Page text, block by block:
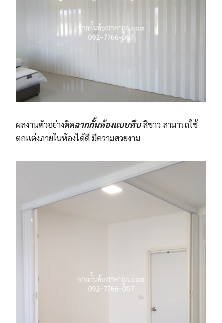
ผลงานตัวอย่างติดฉากกั้นห้องแบบทึบสีขาว สามารถใช้
ตกแต่งภายในห้องได้ดี มีความสวยงาม